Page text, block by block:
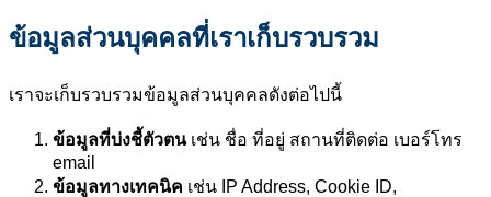
ข้อมูลส่วนบุคคลที่เราเก็บรวบรวม
เราจะเก็บรวบรวมข้อมูลส่วนบุคคลดังต่อไปนี้
ข้อมูลที่บ่งชี้ตัวตนเช่น ชื่อ ที่อยู่ สถานที่ติดต่อ เบอร์โทร
email
ข้อมูลทางเทคนิค เช่น IP Address, Cookie ID,